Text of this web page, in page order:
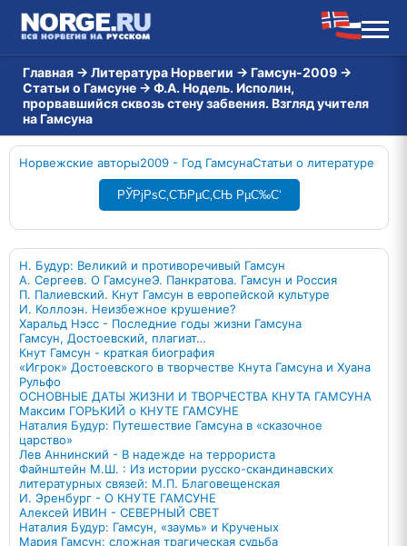
Главная → Литература Норвегии → Гамсун-2009 →
Статьи о Гамсуне → Ф.А. Нодель. Исполин,
прорвавшийся сквозь стену забвения. Взгляд учителя
на Гамсуна
Норвежские авторы2009 - Год ГамсунаСтатьи о литературе
РЎРјРѕС‚СЂРµС‚СЊ РµС‰С‘
Н. Будур: Великий и противоречивый Гамсун
А. Сергеев. О ГамсунеЭ. Панкратова. Гамсун и Россия
П. Палиевский. Кнут Гамсун в европейской культуре
И. Коллоэн. Неизбежное крушение?
Харальд Нэсс - Последние годы жизни Гамсуна
Гамсун, Достоевский, плагиат…
Кнут Гамсун - краткая биография
«Игрок» Достоевского в творчестве Кнута Гамсуна и Хуана
Рульфо
ОСНОВНЫЕ ДАТЫ ЖИЗНИ И ТВОРЧЕСТВА КНУТА ГАМСУНА
Максим ГОРЬКИЙ о КНУТЕ ГАМСУНЕ
Наталия Будур: Путешествие Гамсуна в «сказочное
царство»
Лев Аннинский - В надежде на террориста
Файнштейн М.Ш. : Из истории русско-скандинавских
литературных связей: М.П. Благовещенская
И. Эренбург - О КНУТЕ ГАМСУНЕ
Алексей ИВИН - СЕВЕРНЫЙ СВЕТ
Наталия Будур: Гамсун, «заумь» и Крученых
Мария Гамсун: сложная трагическая судьба